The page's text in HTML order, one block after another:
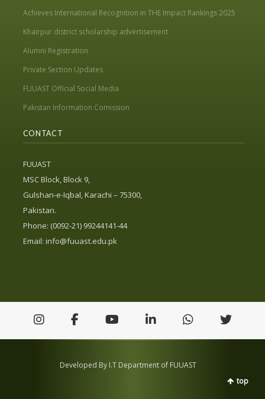
Achieves International Recognition in THE Impact Rankings 2025
Khairpur district scholarship advertisement
Alumni Registration
Private Section Updates
FUUAST Official Social Media
Pakistan Information Comission
CONTACT
FUUAST
MSC Block, Block 9,
Gulshan-e-Iqbal, Karachi – 75300,
Pakistan.
Phone: (0092-21) 99244141-44
Email: info@fuuast.edu.pk
Developed By I.T Department of FUUAST
top